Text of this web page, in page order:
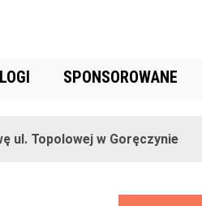
SPONSOROWANE
w Goręczynie